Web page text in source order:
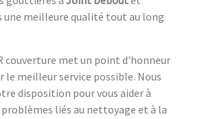
une meilleure qualité tout au long
couverture met un point d'honneur
le meilleur service possible. Nous
disposition pour vous aider à
problèmes liés au nettoyage et à la